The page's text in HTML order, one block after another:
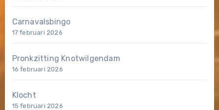
Carnavalsbingo
17 februari 2026
Pronkzitting Knotwilgendam
16 februari 2026
Klocht
15 februari 2026